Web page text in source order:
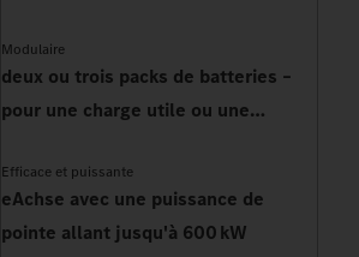
Modulaire
deux ou trois packs de batteries –
pour une charge utile ou une
Efficace et puissante
eAchse avec une puissance de
pointe allant jusqu'à 600 kW